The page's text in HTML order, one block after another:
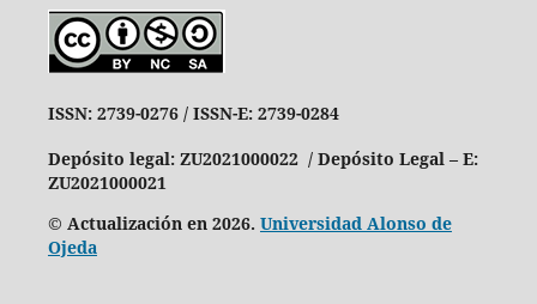
ISSN: 2739-0276 / ISSN-E: 2739-0284
Depósito legal: ZU2021000022 / Depósito Legal – E:
ZU2021000021
© Actualización en 2026. Universidad Alonso de
Ojeda